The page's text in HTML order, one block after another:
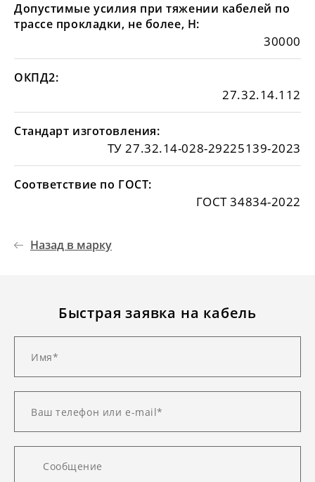
Допустимые усилия при тяжении кабелей по
трассе прокладки, не более, Н:
30000
ОКПД2:
27.32.14.112
Стандарт изготовления:
ТУ 27.32.14-028-29225139-2023
Соответствие по ГОСТ:
ГОСТ 34834-2022
Назад в марку
Быстрая заявка на кабель